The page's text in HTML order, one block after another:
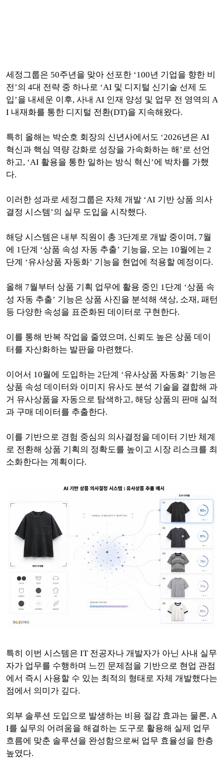
세정그룹은 50주년을 맞아 선포한 ‘100년 기업을 향한 비
전’의 4대 전략 중 하나로 ‘AI 및 디지털 신기술 선제 도
입’을 내세운 이후, 사내 AI 인재 양성 및 업무 전 영역의 A
I 내재화를 통한 디지털 전환(DT)을 지속해왔다.
특히 올해는 박순호 회장의 신년사에서도 ‘2026년은 AI
혁신과 핵심 역량 강화로 성장을 가속화하는 해’로 선언
하고, ‘AI 활용을 통한 일하는 방식 혁신’에 박차를 가했
다.
이러한 성과로 세정그룹은 자체 개발 ‘AI 기반 상품 의사
결정 시스템’의 실무 도입을 시작했다.
해당 시스템은 내부 직원이 총 3단계로 개발 중이며, 7월
에 1단계 ‘상품 속성 자동 추출’ 기능을, 오는 10월에는 2
단계 ‘유사상품 자동화’ 기능을 현업에 적용할 예정이다.
올해 7월부터 상품 기획 업무에 활용 중인 1단계 ‘상품 속
성 자동 추출’ 기능은 상품 사진을 분석해 색상, 소재, 패턴
등 다양한 속성을 표준화된 데이터로 구현한다.
이를 통해 반복 작업을 줄였으며, 신뢰도 높은 상품 데이
터를 자산화하는 발판을 마련했다.
이어서 10월에 도입하는 2단계 ‘유사상품 자동화’ 기능은
상품 속성 데이터와 이미지 유사도 분석 기술을 결합해 과
거 유사상품을 자동으로 탐색하고, 해당 상품의 판매 실적
과 구매 데이터를 추출한다.
이를 기반으로 경험 중심의 의사결정을 데이터 기반 체계
로 전환해 상품 기획의 정확도를 높이고 시장 리스크를 최
소화한다는 계획이다.
특히 이번 시스템은 IT 전공자나 개발자가 아닌 사내 실무
자가 업무를 수행하며 느낀 문제점을 기반으로 현업 관점
에서 즉시 사용할 수 있는 최적의 형태로 자체 개발했다는
점에서 의미가 깊다.
외부 솔루션 도입으로 발생하는 비용 절감 효과는 물론, A
I를 실무의 어려움을 해결하는 도구로 활용해 실제 업무
흐름에 맞춘 솔루션을 완성함으로써 업무 효율성을 한층
높였다.